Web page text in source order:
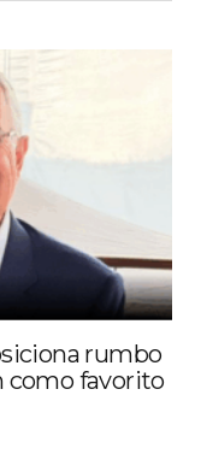
rumbo
como favorito